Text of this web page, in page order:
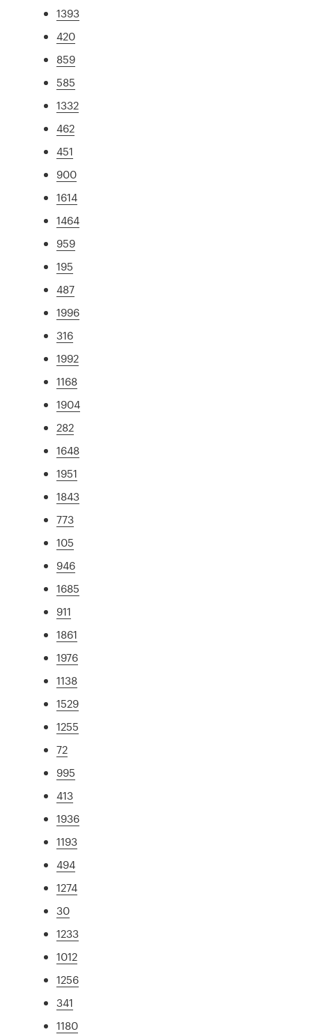
1393
420
859
585
1332
462
451
900
1614
1464
959
195
487
1996
316
1992
1168
1904
282
1648
1951
1843
773
105
946
1685
911
1861
1976
1138
1529
1255
72
995
413
1936
1193
494
1274
30
1233
1012
1256
341
1180